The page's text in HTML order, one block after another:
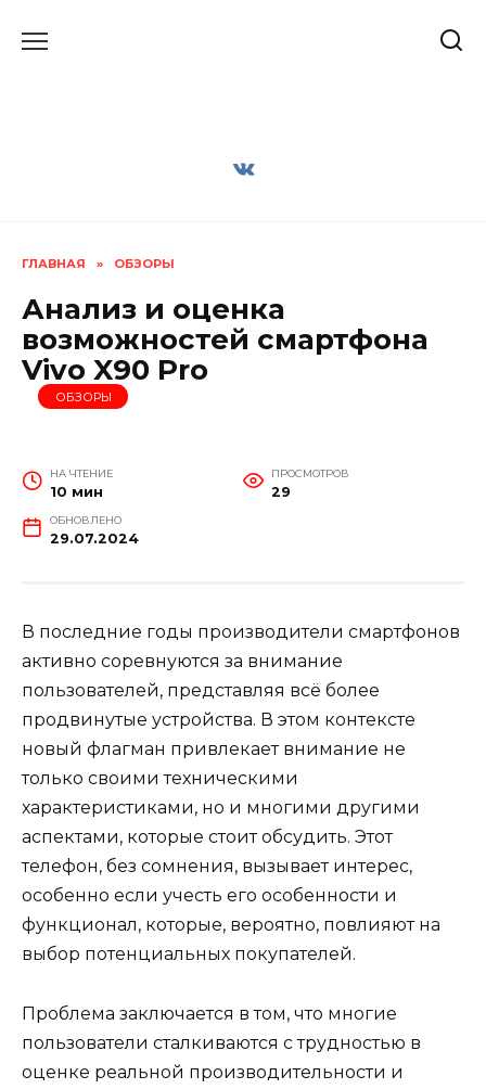
ГЛАВНАЯ » ОБЗОРЫ
Анализ и оценка
возможностей смартфона
Vivo X90 Pro
ОБЗОРЫ
НА ЧТЕНИЕ
10 мин
ПРОСМОТРОВ
29
ОБНОВЛЕНО
29.07.2024
В последние годы производители смартфонов
активно соревнуются за внимание
пользователей, представляя всё более
продвинутые устройства. В этом контексте
новый флагман привлекает внимание не
только своими техническими
характеристиками, но и многими другими
аспектами, которые стоит обсудить. Этот
телефон, без сомнения, вызывает интерес,
особенно если учесть его особенности и
функционал, которые, вероятно, повлияют на
выбор потенциальных покупателей.
Проблема заключается в том, что многие
пользователи сталкиваются с трудностью в
оценке реальной производительности и